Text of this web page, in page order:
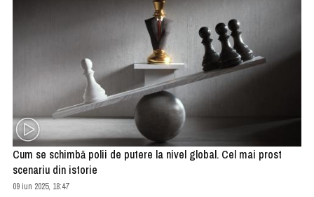
Cum se schimbă polii de putere la nivel global. Cel mai prost
scenariu din istorie
09 iun 2025, 18:47